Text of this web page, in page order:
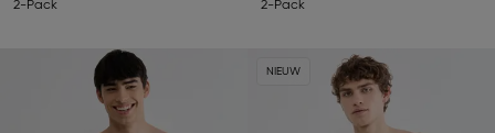
2-Pack 2-Pack
NIEUW